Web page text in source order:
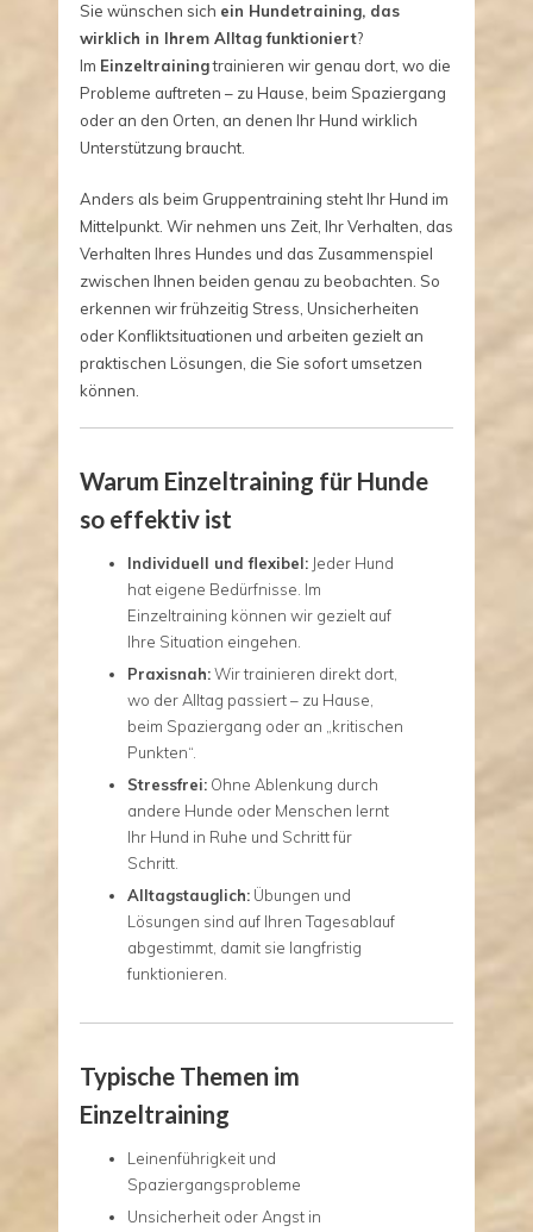
Sie wünschen sich ein Hundetraining, das
wirklich in Ihrem Alltag funktioniert?
Im Einzeltrainingtrainieren wir genau dort, wo die
Probleme auftreten – zu Hause, beim Spaziergang
oder an den Orten, an denen Ihr Hund wirklich
Unterstützung braucht.
Anders als beim Gruppentraining steht Ihr Hund im
Mittelpunkt. Wir nehmen uns Zeit, Ihr Verhalten, das
Verhalten Ihres Hundes und das Zusammenspiel
zwischen Ihnen beiden genau zu beobachten. So
erkennen wir frühzeitig Stress, Unsicherheiten
oder Konfliktsituationen und arbeiten gezielt an
praktischen Lösungen, die Sie sofort umsetzen
können.
Warum Einzeltraining für Hunde
so effektiv ist
Individuell und flexibel: Jeder Hund
hat eigene Bedürfnisse. Im
Einzeltraining können wir gezielt auf
Ihre Situation eingehen.
Praxisnah:Wir trainieren direkt dort,
wo der Alltag passiert – zu Hause,
beim Spaziergang oder an „kritischen
Punkten“.
Stressfrei: Ohne Ablenkung durch
andere Hunde oder Menschen lernt
Ihr Hund in Ruhe und Schritt für
Schritt.
Alltagstauglich: Übungen und
Lösungen sind auf Ihren Tagesablauf
abgestimmt, damit sie langfristig
funktionieren.
Typische Themen im
Einzeltraining
Leinenführigkeit und
Spaziergangsprobleme
Unsicherheit oder Angst in